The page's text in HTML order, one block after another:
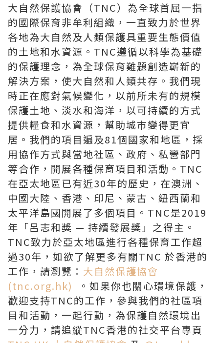
大自然保護協會（TNC）為全球首屈一指
的國際保育非牟利組織，一直致力於世界
各地為大自然及人類保護具重要生態價值
的土地和水資源。TNC遵循以科學為基礎
的保護理念，為全球保育難題創造嶄新的
解決方案，使大自然和人類共存。我們現
時正在應對氣候變化，以前所未有的規模
保護土地、淡水和海洋，以可持續的方式
提供糧食和水資源，幫助城市變得更宜
居。我們的項目遍及81個國家和地區，採
用協作方式與當地社區、政府、私營部門
等合作，開展各種保育項目和活動。TNC
在亞太地區已有近30年的歷史，在澳洲、
中國大陸 、香港、印尼、蒙古、紐西蘭和
太平洋島國開展了多個項目。TNC是2019
年「呂志和獎 — 持續發展獎」之得主。
TNC致力於亞太地區進行各種保育工作超
過30年，如欲了解更多有關TNC 於香港的
工作，請瀏覽： 大自然保護協會
(tnc.org.hk)
。如果你也關心環境保護，
歡迎支持TNC的工作，參與我們的社區項
目和活動，一起行動，為保護自然環境出
一分力，請追縱TNC香港的社交平台專頁